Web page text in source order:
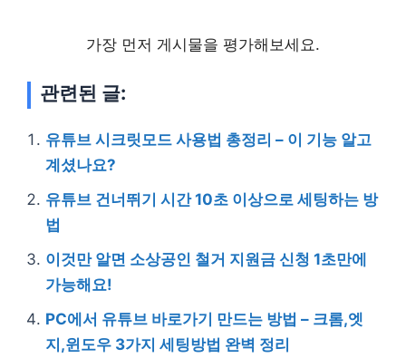
가장 먼저 게시물을 평가해보세요.
관련된 글:
유튜브 시크릿모드 사용법 총정리 – 이 기능 알고
계셨나요?
유튜브 건너뛰기 시간 10초 이상으로 세팅하는 방
법
이것만 알면 소상공인 철거 지원금 신청 1초만에
가능해요!
PC에서 유튜브 바로가기 만드는 방법 – 크롬,엣
지,윈도우 3가지 세팅방법 완벽 정리